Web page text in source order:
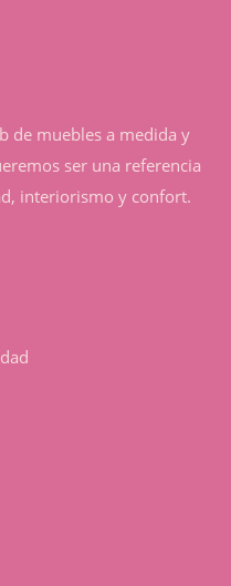
de muebles a medida y
ser una referencia
interiorismo y confort.